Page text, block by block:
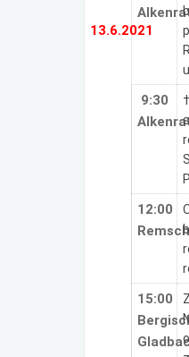
13.6.2021
9:30
12:00
15:00